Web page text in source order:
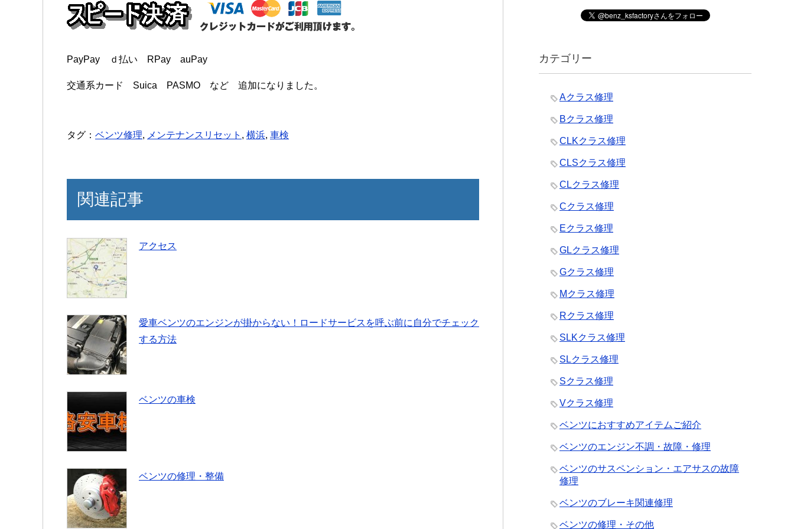
PayPay ｄ払い RPay auPay
交通系カード Suica PASMO など 追加になりました。
タグ： ベンツ修理, メンテナンスリセット , 横浜, 車検
関連記事
アクセス
愛車ベンツのエンジンが掛からない！ロードサービスを呼ぶ前に自分でチェック
する方法
ベンツの車検
ベンツの修理・整備
カテゴリー
Aクラス修理
Bクラス修理
CLKクラス修理
CLSクラス修理
CLクラス修理
Cクラス修理
Eクラス修理
GLクラス修理
Gクラス修理
Mクラス修理
Rクラス修理
SLKクラス修理
SLクラス修理
Sクラス修理
Vクラス修理
ベンツにおすすめアイテムご紹介
ベンツのエンジン不調・故障・修理
ベンツのサスペンション・エアサスの故障
修理
ベンツのブレーキ関連修理
ベンツの修理・その他